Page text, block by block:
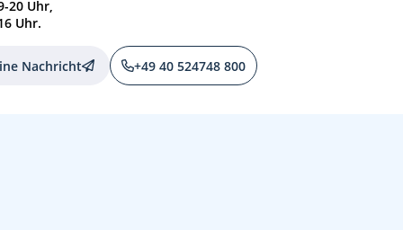
20 Uhr,
Uhr.
Nachricht +49 40 524748 800